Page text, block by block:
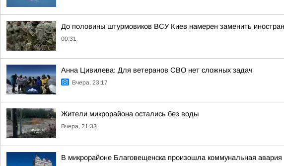
До половины штурмовиков ВСУ Киев намерен заменить
00:31
Анна Цивилева: Для ветеранов СВО нет сложных задач
Вчера, 23:17
Жители микрорайона остались без воды
Вчера, 21:33
В микрорайоне Благовещенска произошла коммунальная авария